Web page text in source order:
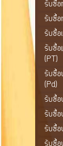
รับซื้อ
รับซื้อ
รับซื้อ
รับซื้
(PT)
รับซื้อ
(Pd)
รับซื้อ
รับซื้อ
รับซื้อ